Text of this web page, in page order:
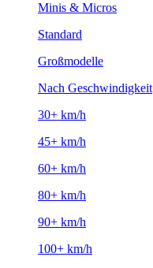
Minis & Micros
Standard
Großmodelle
Nach Geschwindigkeit
30+ km/h
45+ km/h
60+ km/h
80+ km/h
90+ km/h
100+ km/h